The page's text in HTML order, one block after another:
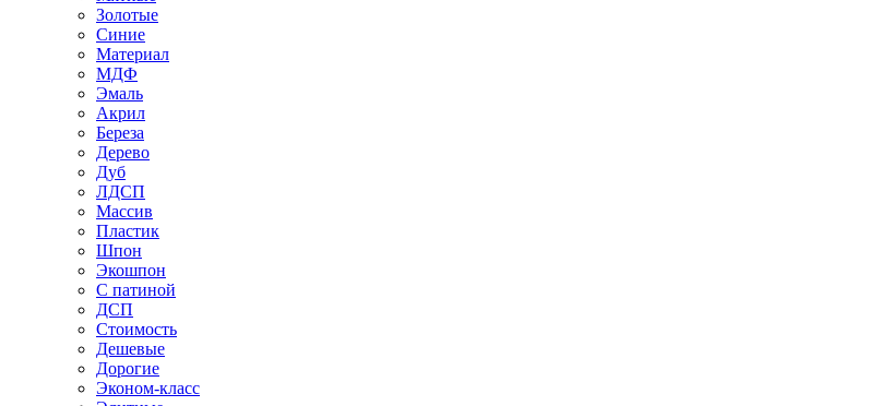
Золотые
Синие
Материал
МДФ
Эмаль
Акрил
Береза
Дерево
Дуб
ЛДСП
Массив
Пластик
Шпон
Экошпон
С патиной
ДСП
Стоимость
Дешевые
Дорогие
Эконом-класс